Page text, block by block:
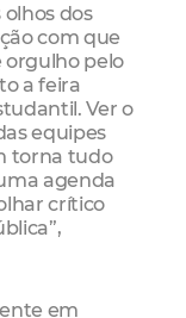
dos
com que
orgulho pelo
a feira
Ver o
equipes
torna tudo
agenda
crítico
em